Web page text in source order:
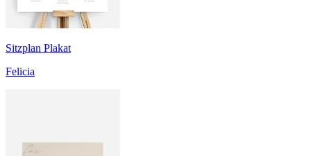
Sitzplan Plakat
Felicia